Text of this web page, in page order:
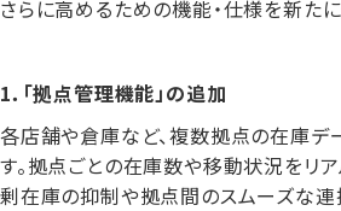
さらに高めるための機能・仕様を新た
1．「拠点管理機能」の追加
各店舗や倉庫など、複数拠点の在庫デ
す。拠点ごとの在庫数や移動状況をリ
剰在庫の抑制や拠点間のスムーズな連